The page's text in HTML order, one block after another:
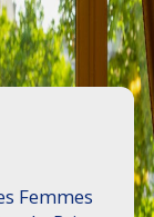
Femmes